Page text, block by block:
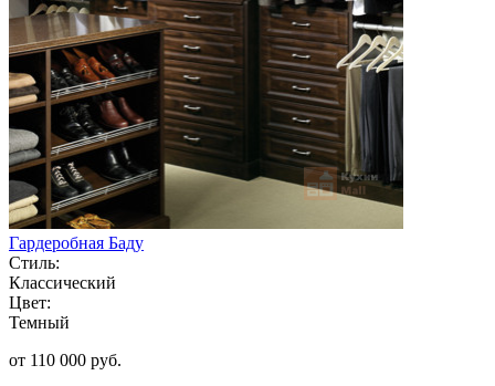
Гардеробная Баду
Стиль:
Классический
Цвет:
Темный
от 110 000 руб.